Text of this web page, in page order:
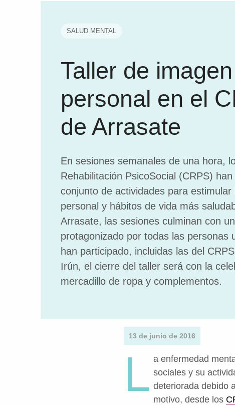
SALUD MENTAL
Taller de imagen
personal en el
de Arrasate
En sesiones semanales de una hora,
Rehabilitación PsicoSocial (CRPS)
conjunto de actividades para
personal y hábitos de vida más
Arrasate, las sesiones culminan con
protagonizado por todas las personas
han participado, incluidas las del
Irún, el cierre del taller será con la
mercadillo de ropa y complementos.
13 de junio de 2016
L a enfermedad
sociales y su
deteriorada debido
motivo, desde los